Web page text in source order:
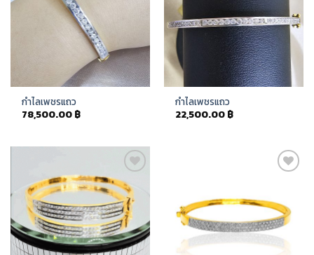
กำไลเพชรแถว
78,500.00 ฿
กำไลเพชรแถว
22,500.00 ฿
Add to
Wishlist